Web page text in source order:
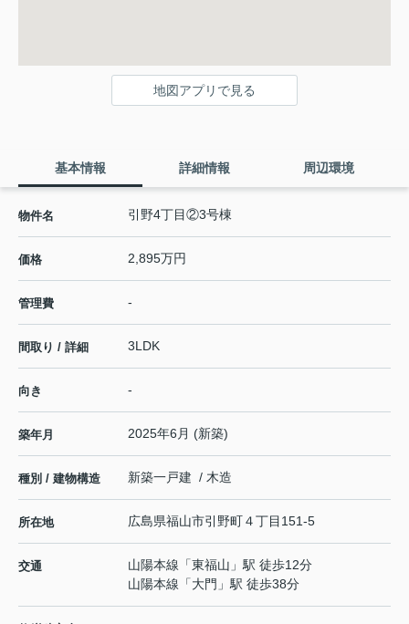
地図アプリで見る
基本情報 詳細情報 周辺環境
物件名 引野4丁目②3号棟
価格 2,895万円
管理費 -
間取り / 詳細 3LDK
向き -
築年月 2025年6月 (新築)
種別 / 建物構造 新築一戸建 / 木造
所在地 広島県福山市引野町４丁目151-5
交通 山陽本線 「東福山 」駅 徒歩12分
山陽本線 「大門 」駅 徒歩38分